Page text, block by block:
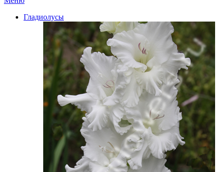
Гладиолусы